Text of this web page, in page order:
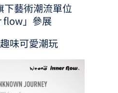
下藝術潮流單位
flow」參展
味可愛潮玩